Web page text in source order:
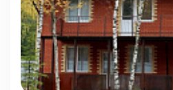
4-х местная комната(4)
2-х местная комната(3)
Для проживания(5)
Недорого(2)